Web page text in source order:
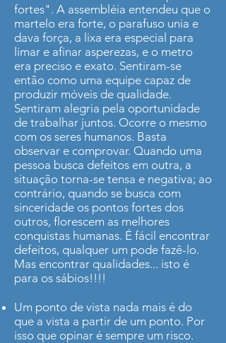
fortes". A assembléia entendeu que o
martelo era forte, o parafuso unia e
dava força, a lixa era especial para
limar e afinar asperezas, e o metro
era preciso e exato. Sentiram-se
então como uma equipe capaz de
produzir móveis de qualidade.
Sentiram alegria pela oportunidade
de trabalhar juntos. Ocorre o mesmo
com os seres humanos. Basta
observar e comprovar. Quando uma
pessoa busca defeitos em outra, a
situação torna-se tensa e negativa; ao
contrário, quando se busca com
sinceridade os pontos fortes dos
outros, florescem as melhores
conquistas humanas. É fácil encontrar
defeitos, qualquer um pode fazê-lo.
Mas encontrar qualidades... isto é
para os sábios!!!!
Um ponto de vista nada mais é do
que a vista a partir de um ponto. Por
isso que opinar é sempre um risco.